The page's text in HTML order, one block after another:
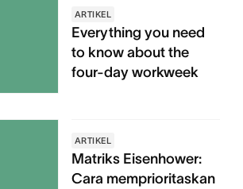
ARTIKEL
Everything you need
to know about the
four-day workweek
ARTIKEL
Matriks Eisenhower:
Cara memprioritaskan